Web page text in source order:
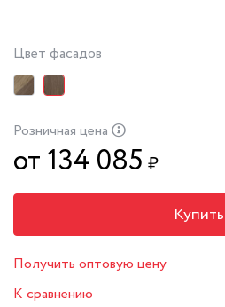
Цвет фасадов
Розничная цена
от 134 085 ₽
Купить
Получить оптовую цену
К сравнению